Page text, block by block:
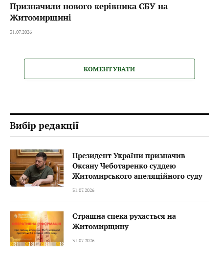
Призначили нового керівника СБУ на
Житомирщині
31.07.2026
КОМЕНТУВАТИ
Вибір редакції
Президент України призначив
Оксану Чеботаренко суддею
Житомирського апеляційного суду
31.07.2026
Страшна спека рухається на
Житомирщину
31.07.2026